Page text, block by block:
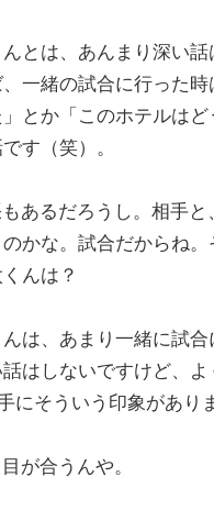
んとは、あんまり深い
一緒の試合に行った
とか「このホテルは
す（笑）。
あるだろうし。相手
かな。試合だからね
んは？
は、あまり一緒に試
はしないですけど、よ
そういう印象があり
が合うんや。